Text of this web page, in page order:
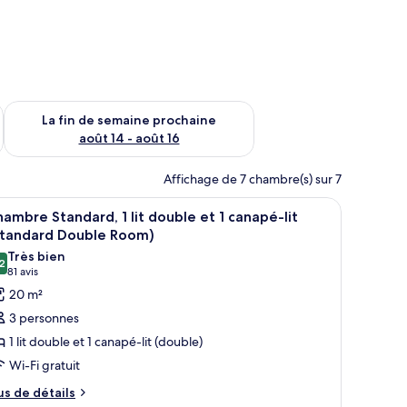
semaine août 7 - août 9
La fin de semaine prochaine
août 14 - août 16
Vérifier la disponibilité pour la fin de semaine prochaine août
Affichage de 7 chambre(s) sur 7
et une armoire.
table de chevet avec une lampe, un tableau encadré au mur et une porte
:
Une chambre d’hôtel avec deux lits, un
5
Standard, 1 lit double et 1 canapé-lit
Double Room)
sur 10
Très bien
81 avis
(81 avis)
20 m²
3 personnes
1 lit double et 1 canapé-lit (double)
Wi-Fi gratuit
de détails